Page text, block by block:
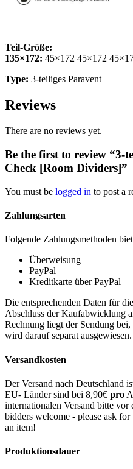
Teil-Größe:
135×172: 45×172 45×172
Type: 3-teiliges Paravent
Reviews
There are no reviews yet.
Be the first to review “3-
Check [Room Dividers]”
You must be logged in to post a
Zahlungsarten
Folgende Zahlungsmethoden
Überweisung
PayPal
Kreditkarte über PayPal
Die entsprechenden Daten für
Abschluss der Kaufabwicklung
Rechnung liegt der Sendung
wird darauf separat ausgewiesen.
Versandkosten
Der Versand nach Deutschland
EU- Länder sind bei 8,90€ pro
internationalen Versand bitte
bidders welcome - please ask
an item!
Produktionsdauer